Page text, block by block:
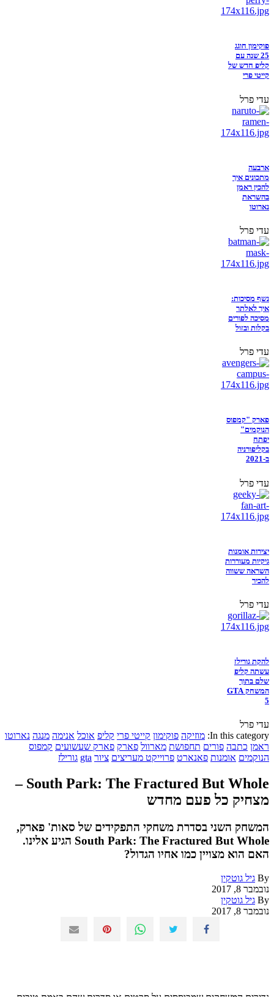
פוקימון חוגג
25 שנה עם
קליפ חדש של
קייטי פרי
עדי פרל
ארבעה
מתכונים איך
להכין ראמן
בהשראת
נארוטו
עדי פרל
נשף מסיכות:
איך לאלתר
מסיכה לפורים
בקלות ובזול
עדי פרל
פארק "קמפוס
הנוקמים"
יפתח
בקליפורניה
ב-2021
עדי פרל
יצירות אומנות
גיקיות מעוררות
השראה ששווה
להכיר
עדי פרל
להקת גורילז
עשתה קליפ
שלם בתוך
המשחק GTA
5
עדי פרל
In this category: מוזיקה פוקימון קייטי פרי קליפ אוכל אנימה מנגה נארוטו
ראמן כתבה פורים תחפושת מארוול פארק פארק שעשועים קמפוס
הנוקמים אומנות פאנארט פרוייקט מעריצים ציור gta גורילז
South Park: The Fractured But Whole –
מצחיק כל פעם מחדש
המשחק השני בסדרת משחקי התפקידים של סאות' פארק,
South Park: The Fractured But Whole הגיע אלינו.
האם הוא מצויין כמו אחיו הגדול?
By גיל גוטקין
נובמבר 8, 2017
By גיל גוטקין
נובמבר 8, 2017